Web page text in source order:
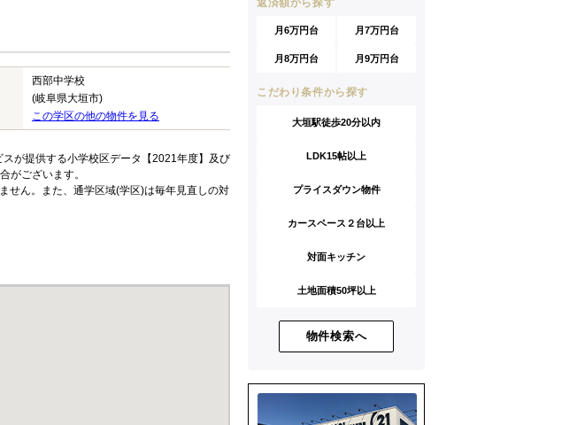
西部中学校
(岐阜県大垣市)
この学区の他の物件を見る
が提供する小学校区データ【2021年度】及び
がございます。
せん。また、通学区域(学区)は毎年見直しの対
返済額から探す
月6万円台 月7万円台
月8万円台 月9万円台
こだわり条件から探す
大垣駅徒歩20分以内
LDK15帖以上
プライスダウン物件
カースペース２台以上
対面キッチン
土地面積50坪以上
物件検索へ